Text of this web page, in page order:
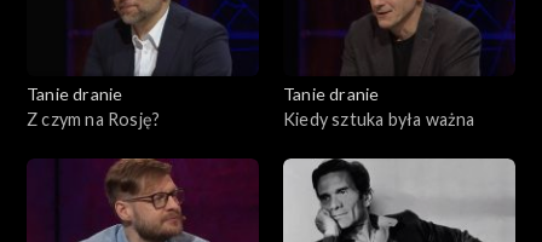
Tanie dranie
Z czym na Rosję?
Tanie dranie
Kiedy sztuka była ważna